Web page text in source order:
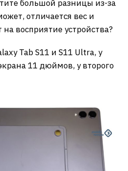
большой разницы из-за
отличается вес и
восприятие устройства?
Tab S11 и S11 Ultra, у
11 дюймов, у второго